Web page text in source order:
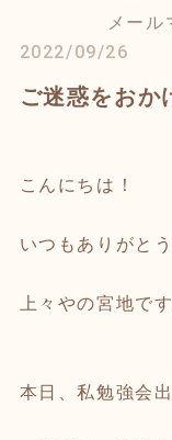
メー
2022/09/26
ご迷惑をおか
こんにちは！
いつもありがと
上々やの宮地です
本日、私勉強会